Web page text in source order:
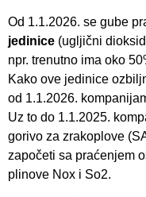
Od 1.1.2026. se gube
jedinice (ugljični
npr. trenutno ima oko
Kako ove jedinice
od 1.1.2026.
Uz to do 1.1.2025.
gorivo za zrakoplove
započeti sa praćenjem
plinove Nox i So2.